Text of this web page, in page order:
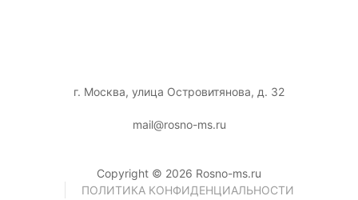
г. Москва, улица Островитянова, д. 32
mail@rosno-ms.ru
Copyright © 2026 Rosno-ms.ru
ПОЛИТИКА КОНФИДЕНЦИАЛЬНОСТИ